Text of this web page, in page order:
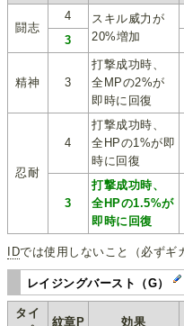
闘志
4
スキル威力が
20%増加
3
精神 3
打撃成功時、
全MPの2%が
即時に回復
忍耐
4
打撃成功時、
全HPの1%が即
時に回復
3
打撃成功時、
全HPの1.5%が
即時に回復
IDでは使用しないこと（必ずギ
レイジングバースト（G）
タイ
紋章P 効果